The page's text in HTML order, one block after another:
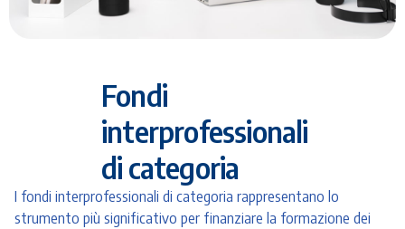
Fondi
interprofessionali
di categoria
I fondi interprofessionali di categoria rappresentano lo
strumento più significativo per finanziare la formazione dei